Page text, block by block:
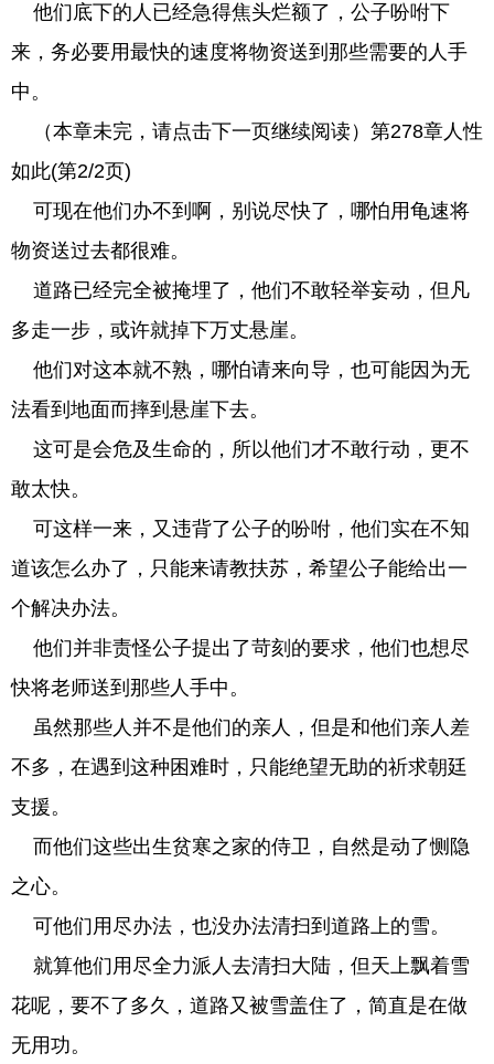
他们底下的人已经急得焦头烂额了，公子吩咐下
来，务必要用最快的速度将物资送到那些需要的人手
中。
（本章未完，请点击下一页继续阅读）第278章人性
如此(第2/2页)
可现在他们办不到啊，别说尽快了，哪怕用龟速将
物资送过去都很难。
道路已经完全被掩埋了，他们不敢轻举妄动，但凡
多走一步，或许就掉下万丈悬崖。
他们对这本就不熟，哪怕请来向导，也可能因为无
法看到地面而摔到悬崖下去。
这可是会危及生命的，所以他们才不敢行动，更不
敢太快。
可这样一来，又违背了公子的吩咐，他们实在不知
道该怎么办了，只能来请教扶苏，希望公子能给出一
个解决办法。
他们并非责怪公子提出了苛刻的要求，他们也想尽
快将老师送到那些人手中。
虽然那些人并不是他们的亲人，但是和他们亲人差
不多，在遇到这种困难时，只能绝望无助的祈求朝廷
支援。
而他们这些出生贫寒之家的侍卫，自然是动了恻隐
之心。
可他们用尽办法，也没办法清扫到道路上的雪。
就算他们用尽全力派人去清扫大陆，但天上飘着雪
花呢，要不了多久，道路又被雪盖住了，简直是在做
无用功。